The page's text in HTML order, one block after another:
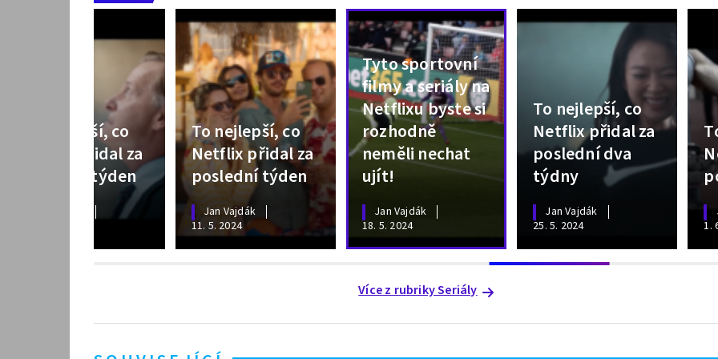
To nejlepší, co
Netflix přidal za
poslední týden
To nejlepší, co
Netflix přidal za
poslední týden
Jan Vajdák
11. 5. 2024
Tyto sportovní
filmy a seriály na
Netflixu byste si
rozhodně
neměli nechat
ujít!
Jan Vajdák
18. 5. 2024
To nejlepší, co
Netflix přidal za
poslední dva
týdny
Jan Vajdák
25. 5. 2024
1.
Více z rubriky Seriály